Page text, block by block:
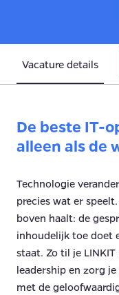
Vacature details
De beste IT-
alleen als de
Technologie
precies wat er
boven haalt: de
inhoudelijk toe doet
staat. Zo til je
leadership en zorg
met de